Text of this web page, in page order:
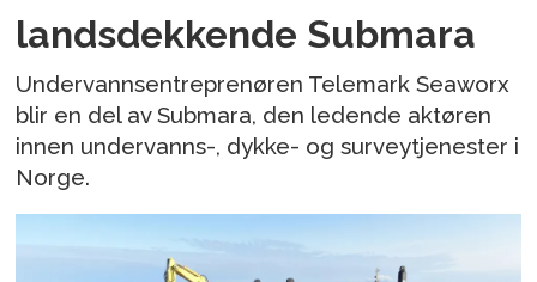
landsdekkende Submara
Undervannsentreprenøren Telemark Seaworx
blir en del av Submara, den ledende aktøren
innen undervanns-, dykke- og surveytjenester i
Norge.